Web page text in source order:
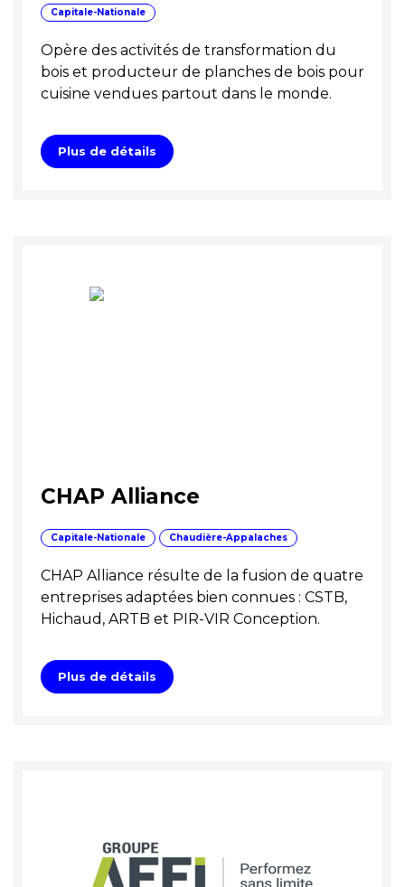
Capitale-Nationale
Opère des activités de transformation du
bois et producteur de planches de bois pour
cuisine vendues partout dans le monde.
Plus de détails
CHAP Alliance
Capitale-Nationale Chaudière-Appalaches
CHAP Alliance résulte de la fusion de quatre
entreprises adaptées bien connues : CSTB,
Hichaud, ARTB et PIR-VIR Conception.
Plus de détails